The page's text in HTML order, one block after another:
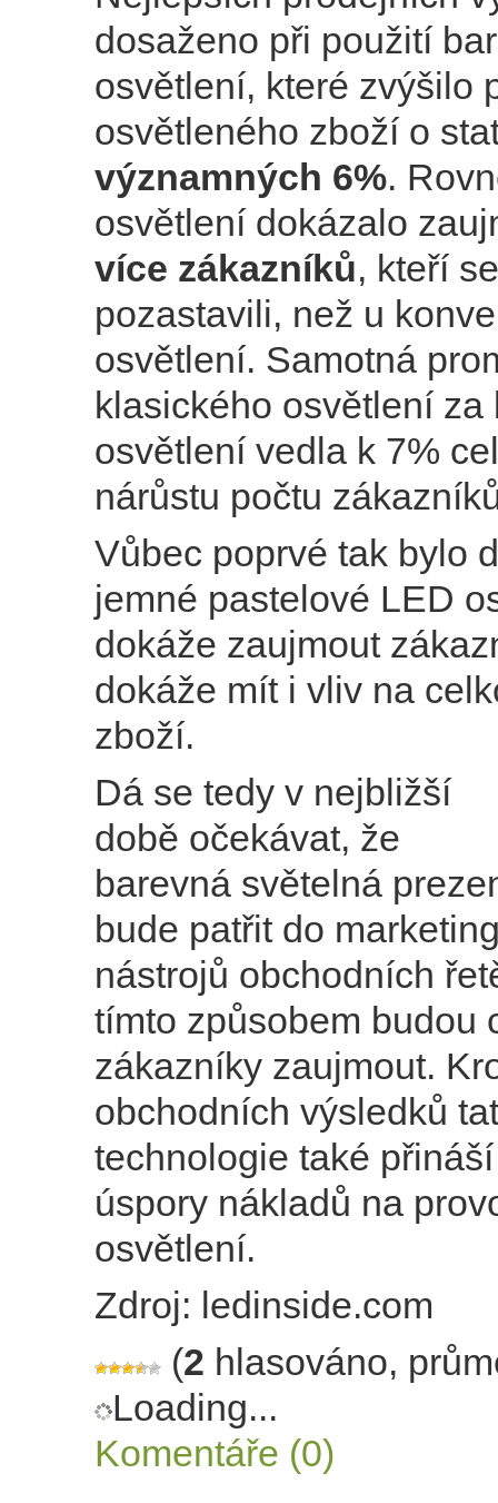
dosaženo při použití
osvětlení, které zvýšilo
osvětleného zboží o
významných 6%.
osvětlení dokázalo
více zákazníků, kteří
pozastavili, než u
osvětlení. Samotná
klasického osvětlení za
osvětlení vedla k 7%
nárůstu počtu
Vůbec poprvé tak bylo
jemné pastelové LED
dokáže zaujmout
dokáže mít i vliv na
zboží.
Dá se tedy v nejbližší
době očekávat, že
barevná světelná
bude patřit do
nástrojů obchodních
tímto způsobem budou
zákazníky zaujmout.
obchodních výsledků
technologie také
úspory nákladů na
osvětlení.
Zdroj: ledinside.com
(2 hlasováno,
Loading...
Komentáře (0)